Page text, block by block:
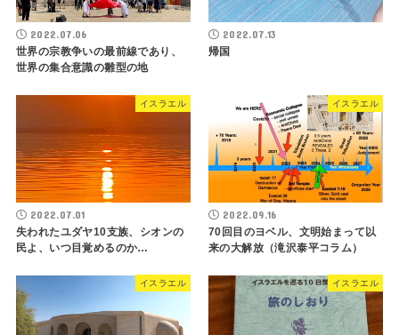
2022.07.06
世界の宗教争いの最前線であり、
世界の集合意識の雛型の地
2022.07.13
帰国
イスラエル
2022.07.01
失われたユダヤ10支族、シオンの
民よ、いつ目覚めるのか…
イスラエル
2022.09.16
70回目のヨベル、文明始まって以
来の大解放（滝沢泰平コラム）
イスラエル イスラエル